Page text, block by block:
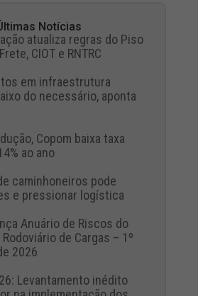
Notícias
atualiza regras do Piso
CIOT e RNTRC
em infraestrutura
do necessário, aponta
Copom baixa taxa
ao ano
caminhoneiros pode
e pressionar logística
Anuário de Riscos do
de Cargas – 1º
2026
Levantamento inédito